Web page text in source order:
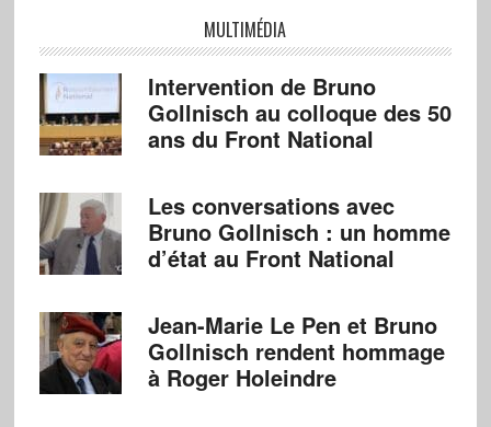
MULTIMÉDIA
Intervention de Bruno
Gollnisch au colloque des 50
ans du Front National
Les conversations avec
Bruno Gollnisch : un homme
d’état au Front National
Jean-Marie Le Pen et Bruno
Gollnisch rendent hommage
à Roger Holeindre